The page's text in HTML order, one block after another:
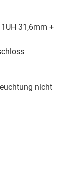
31,6mm +
nicht